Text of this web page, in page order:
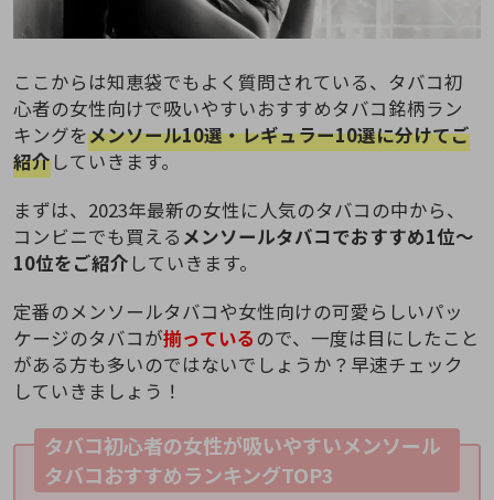
ここからは知恵袋でもよく質問されている、タバコ初
心者の女性向けで吸いやすいおすすめタバコ銘柄ラン
キングをメンソール10選・レギュラー10選に分けてご
紹介していきます。
まずは、2023年最新の女性に人気のタバコの中から、
コンビニでも買える メンソールタバコでおすすめ1位～
10位をご紹介 していきます。
定番のメンソールタバコや女性向けの可愛らしいパッ
ケージのタバコが揃っている ので、一度は目にしたこと
がある方も多いのではないでしょうか？早速チェック
していきましょう！
タバコ初心者の女性が吸いやすいメンソール
タバコおすすめランキングTOP3